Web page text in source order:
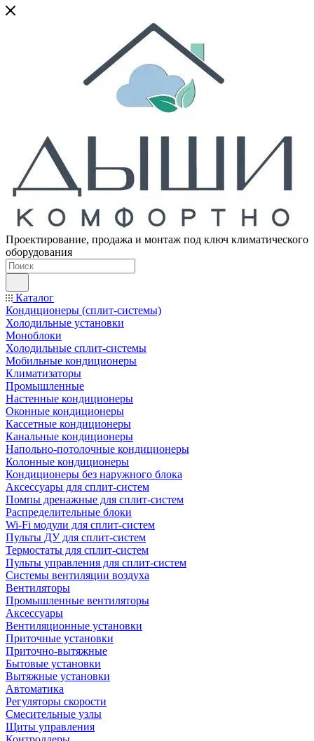
Проектирование, продажа и монтаж под ключ климатического
оборудования
Каталог
Кондиционеры (сплит-системы)
Холодильные установки
Моноблоки
Холодильные сплит-системы
Мобильные кондиционеры
Климатизаторы
Промышленные
Настенные кондиционеры
Оконные кондиционеры
Кассетные кондиционеры
Канальные кондиционеры
Напольно-потолочные кондиционеры
Колонные кондиционеры
Кондиционеры без наружного блока
Аксессуары для сплит-систем
Помпы дренажные для сплит-систем
Распределительные блоки
Wi-Fi модули для сплит-систем
Пульты ДУ для сплит-систем
Термостаты для сплит-систем
Пульты управления для сплит-систем
Системы вентиляции воздуха
Вентиляторы
Промышленные вентиляторы
Аксессуары
Вентиляционные установки
Приточные установки
Приточно-вытяжные
Бытовые установки
Вытяжные установки
Автоматика
Регуляторы скорости
Смесительные узлы
Щиты управления